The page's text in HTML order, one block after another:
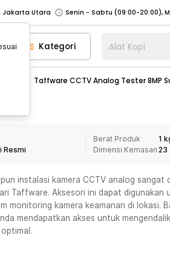
Jakarta Utara
Tangerang
n Go Jakarta Barat
Senin - Jumat (07:00 -
n Go Bekasi
Senin - Jumat (08:00 - 20:00),
Senin - Jumat (08:00 - 20:00),
Senin - Sabtu (09:00-20:00),
Senin - Sabtu (09:00-20:00),
Tangerang
Cikupa
Go Jakarta Barat
Senin - Jumat (07:00 -
Go Bekasi
Senin - Jumat (08:00 - 20:00),
Senin - Jumat (08:00 - 20:00),
Kategori Alat Kopi
Taffware CCTV Analog Tester 8MP
Resmi
Berat Produk
1
Dimensi Kemasan 23
instalasi kamera CCTV analog sangat
Taffware. Aksesori ini dapat digunakan
monitoring kamera keamanan di lokasi.
mendapatkan akses untuk